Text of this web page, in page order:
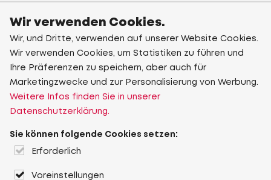
Wir verwenden Cookies.
Wir, und Dritte, verwenden auf unserer Website Cookies.
Wir verwenden Cookies, um Statistiken zu führen und
Ihre Präferenzen zu speichern, aber auch für
Marketingzwecke und zur Personalisierung von Werbung.
Weitere Infos finden Sie in unserer
Datenschutzerklärung.
Sie können folgende Cookies setzen:
Erforderlich
Voreinstellungen